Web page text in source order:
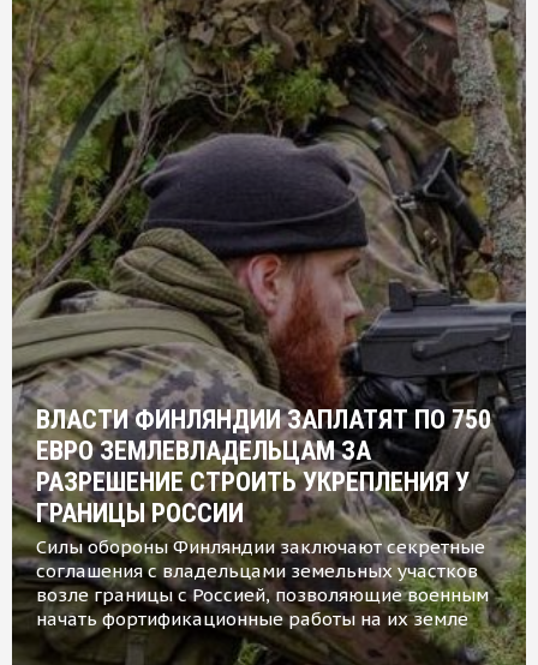
ВЛАСТИ ФИНЛЯНДИИ ЗАПЛАТЯТ ПО 750
ЕВРО ЗЕМЛЕВЛАДЕЛЬЦАМ ЗА
РАЗРЕШЕНИЕ СТРОИТЬ УКРЕПЛЕНИЯ У
ГРАНИЦЫ РОССИИ
Силы обороны Финляндии заключают секретные
соглашения с владельцами земельных участков
возле границы с Россией, позволяющие военным
начать фортификационные работы на их земле